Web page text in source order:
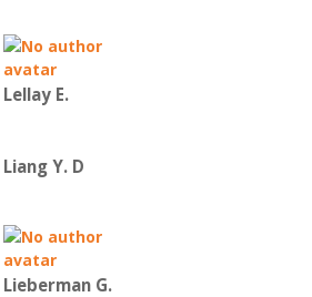
Lellay E.
Liang Y. D
Lieberman G.